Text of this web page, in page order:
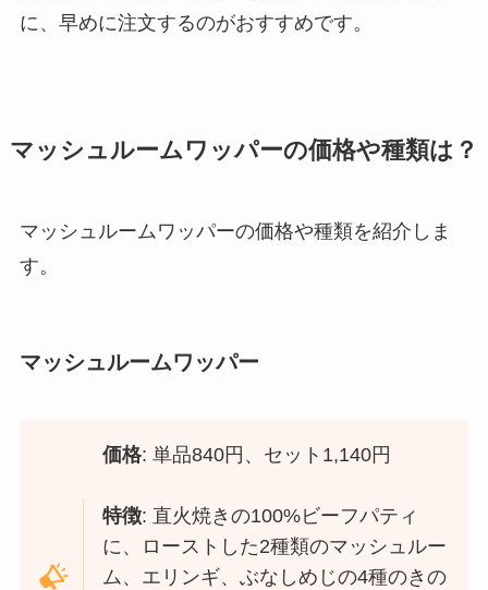
に、早めに注文するのがおすすめです。
マッシュルームワッパーの価格や種類は？
マッシュルームワッパーの価格や種類を紹介しま
す。
マッシュルームワッパー
価格: 単品840円、セット1,140円
特徴: 直火焼きの100%ビーフパティ
に、ローストした2種類のマッシュルー
ム、エリンギ、ぶなしめじの4種のきの